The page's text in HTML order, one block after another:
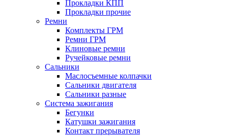
Прокладки КПП
Прокладки прочие
Ремни
Комплекты ГРМ
Ремни ГРМ
Клиновые ремни
Ручейковые ремни
Сальники
Маслосъемные колпачки
Сальники двигателя
Сальники разные
Система зажигания
Бегунки
Катушки зажигания
Контакт прерывателя